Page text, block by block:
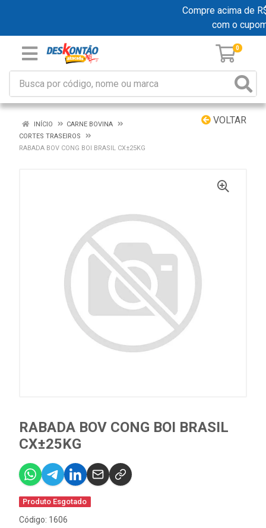
Compre acima de
com o
0
VOLTAR
INÍCIO
CARNE BOVINA
CORTES TRASEIROS
RABADA BOV CONG BOI BRASIL CX±25KG
RABADA BOV CONG BOI BRASIL
CX±25KG
Produto Esgotado
Código: 1606